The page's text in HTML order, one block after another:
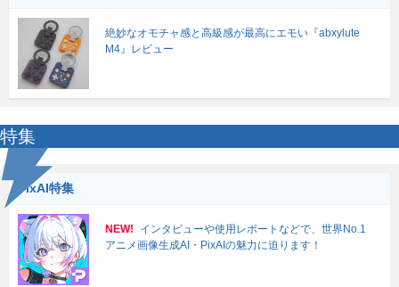
絶妙なオモチャ感と高級感が最高にエモい『abxylute
M4』レビュー
特集
PixAI特集
NEW!
インタビューや使用レポートなどで、世界No.1
アニメ画像生成AI・PixAIの魅力に迫ります！